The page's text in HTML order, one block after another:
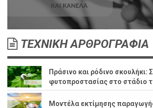
ΤΕΧΝΙΚΗ ΑΡΘΡΟΓΡΑΦΙΑ
Πράσινο και ρόδινο σκουλήκι:
φυτοπροστασίας στο στάδιο
Μοντέλα εκτίμησης